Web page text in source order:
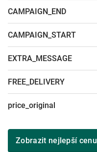
CAMPAIGN_END
CAMPAIGN_START
EXTRA_MESSAGE
FREE_DELIVERY
price_original
Zobrazit nejlepší cenu